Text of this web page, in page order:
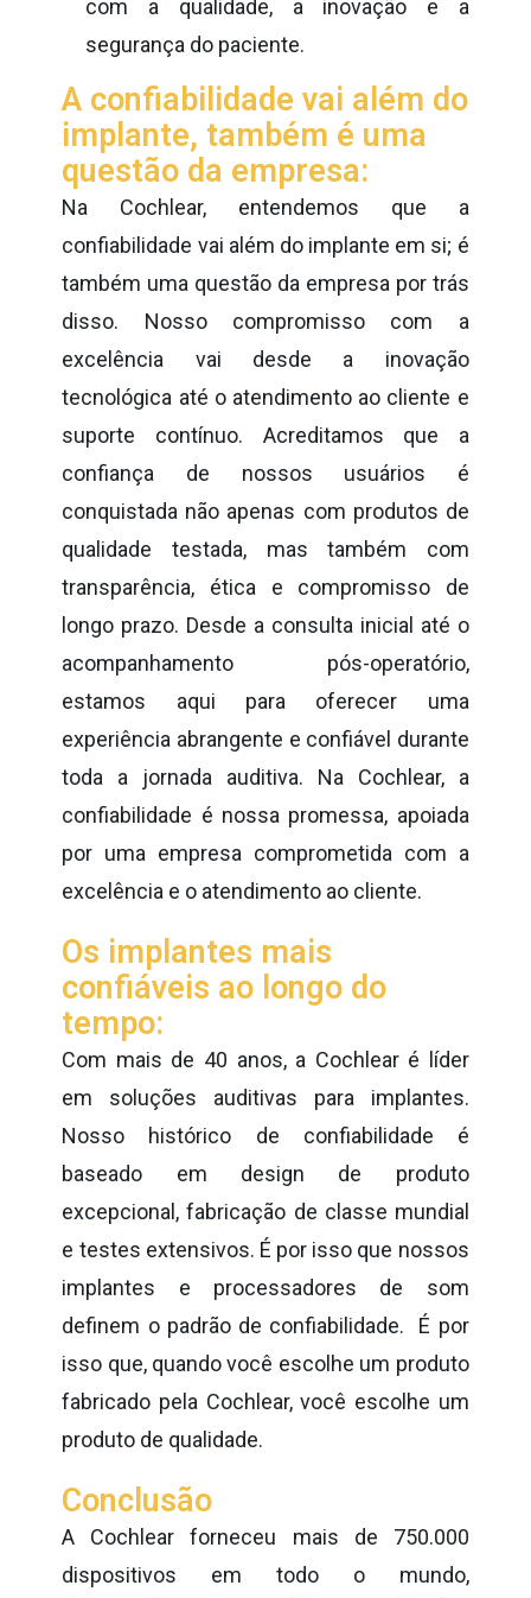
com a qualidade, a inovação e a
segurança do paciente.
A confiabilidade vai além do
implante, também é uma
questão da empresa:
Na Cochlear, entendemos que a
confiabilidade vai além do implante em si; é
também uma questão da empresa por trás
disso. Nosso compromisso com a
excelência vai desde a inovação
tecnológica até o atendimento ao cliente e
suporte contínuo. Acreditamos que a
confiança de nossos usuários é
conquistada não apenas com produtos de
qualidade testada, mas também com
transparência, ética e compromisso de
longo prazo. Desde a consulta inicial até o
acompanhamento pós-operatório,
estamos aqui para oferecer uma
experiência abrangente e confiável durante
toda a jornada auditiva. Na Cochlear, a
confiabilidade é nossa promessa, apoiada
por uma empresa comprometida com a
excelência e o atendimento ao cliente.
Os implantes mais
confiáveis ao longo do
tempo:
Com mais de 40 anos, a Cochlear é líder
em soluções auditivas para implantes.
Nosso histórico de confiabilidade é
baseado em design de produto
excepcional, fabricação de classe mundial
e testes extensivos. É por isso que nossos
implantes e processadores de som
definem o padrão de confiabilidade. É por
isso que, quando você escolhe um produto
fabricado pela Cochlear, você escolhe um
produto de qualidade.
Conclusão
A Cochlear forneceu mais de 750.000
dispositivos em todo o mundo,